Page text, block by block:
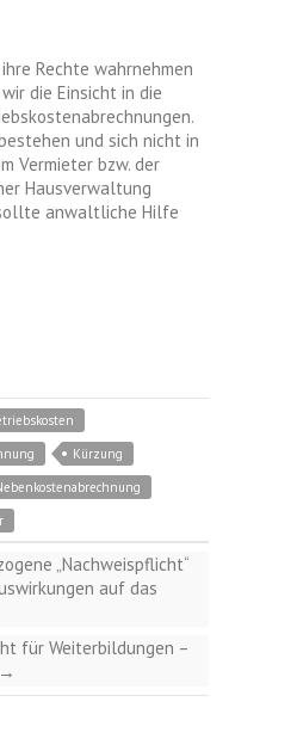
Rechte wahrnehmen
die Einsicht in die
und sich nicht in
Vermieter bzw. der
Hausverwaltung
anwaltliche Hilfe
Kürzung
„Nachweispflicht“
auf das
für Weiterbildungen –
→